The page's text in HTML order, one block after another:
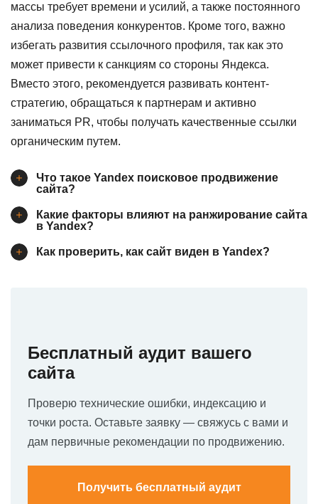
массы требует времени и усилий, а также постоянного
анализа поведения конкурентов. Кроме того, важно
избегать развития ссылочного профиля, так как это
может привести к санкциям со стороны Яндекса.
Вместо этого, рекомендуется развивать контент-
стратегию, обращаться к партнерам и активно
заниматься PR, чтобы получать качественные ссылки
органическим путем.
Что такое Yandex поисковое продвижение
сайта?
Какие факторы влияют на ранжирование сайта
в Yandex?
Как проверить, как сайт виден в Yandex?
Бесплатный аудит вашего
сайта
Проверю технические ошибки, индексацию и
точки роста. Оставьте заявку — свяжусь с вами и
дам первичные рекомендации по продвижению.
Получить бесплатный аудит